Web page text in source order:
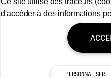
Politique de
Ce site utilise des traceurs
d'accéder à des informations
PERSONNALISER